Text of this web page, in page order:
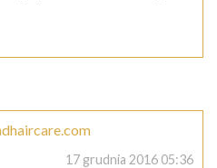
17 grudnia 2016 05:36